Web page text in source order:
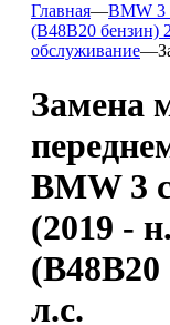
Главная—BMW 3
(B48B20 бензин)
обслуживание—
Замена
BMW 3
(2019 -
(B48B20
л.с.